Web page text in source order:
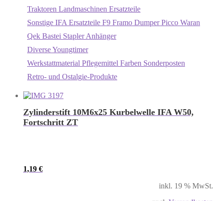
Traktoren Landmaschinen Ersatzteile
Sonstige IFA Ersatzteile F9 Framo Dumper Picco Waran
Qek Bastei Stapler Anhänger
Diverse Youngtimer
Werkstattmaterial Pflegemittel Farben Sonderposten
Retro- und Ostalgie-Produkte
Zylinderstift 10M6x25 Kurbelwelle IFA W50,
Fortschritt ZT
1,19 €
inkl. 19 % MwSt.